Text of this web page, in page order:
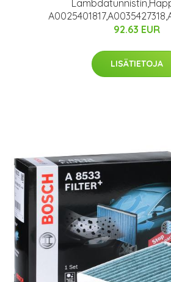
92.63 EUR
LISÄTIETOJA